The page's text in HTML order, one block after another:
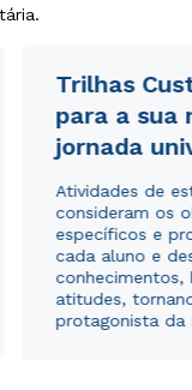
Trilhas
para a sua
jornada
Atividades de
consideram os
específicos e
cada aluno e
conhecimentos,
atitudes,
protagonista da